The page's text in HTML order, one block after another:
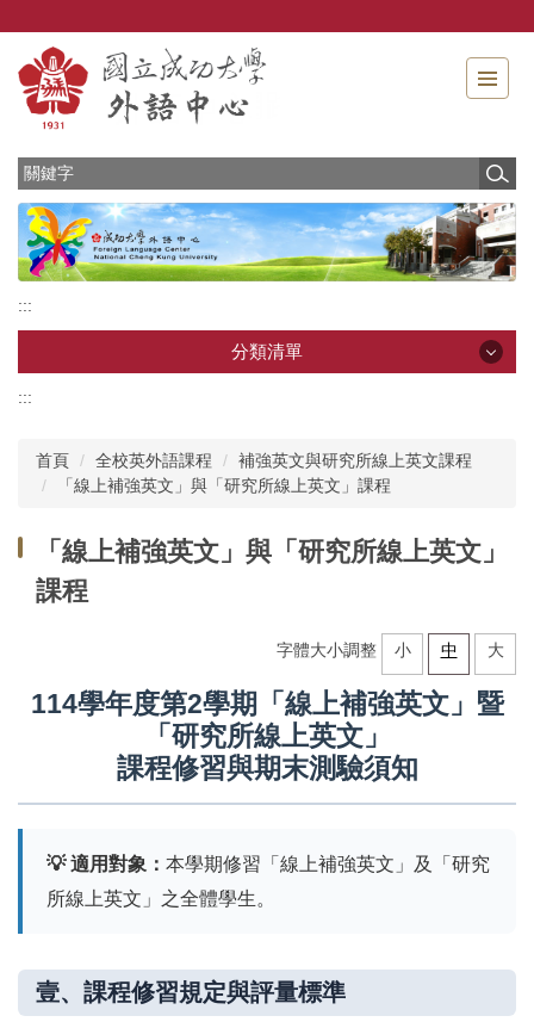
主
要
區
:::
分類清單
最新消息
中心法規
場地借用
全校英外語課程
學術支援諮商服務
各類申請表單
大學雙語教師專業發展中心(EMI PD CENTER)
:::
首頁 全校英外語課程
補強英文與研究所線上英文課程
「線上補強英文」與「研究所線上英文」課程
「線上補強英文」與「研究所線上英文」
課程
字體大小調整 小 中 大
114學年度第2學期「線上補強英文」暨
「研究所線上英文」
課程修習與期末測驗須知
💡 適用對象： 本學期修習「線上補強英文」及「研究
所線上英文」之全體學生。
壹、課程修習規定與評量標準